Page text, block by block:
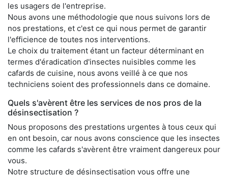
les usagers de l'entreprise.
Nous avons une méthodologie que nous suivons lors de
nos prestations, et c'est ce qui nous permet de garantir
l'efficience de toutes nos interventions.
Le choix du traitement étant un facteur déterminant en
termes d'éradication d'insectes nuisibles comme les
cafards de cuisine, nous avons veillé à ce que nos
techniciens soient des professionnels dans ce domaine.
Quels s'avèrent être les services de nos pros de la
désinsectisation ?
Nous proposons des prestations urgentes à tous ceux qui
en ont besoin, car nous avons conscience que les insectes
comme les cafards s'avèrent être vraiment dangereux pour
vous.
Notre structure de désinsectisation vous offre une